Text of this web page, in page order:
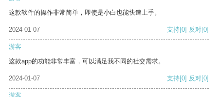
这款软件的操作非常简单，即使是小白也能快速上手。
2024-01-07 支持[0] 反对[0]
游客
这款app的功能非常丰富，可以满足我不同的社交需求。
2024-01-07 支持[0] 反对[0]
游客